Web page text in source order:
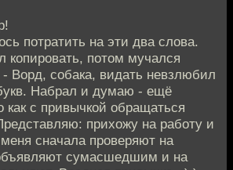
потратить на эти два слова.
копировать, потом мучался
Ворд, собака, видать невзлюбил
Набрал и думаю - ещё
как с привычкой обращаться
прихожу на работу и
сначала проверяют на
сумасшедшим и на